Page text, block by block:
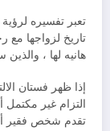
تعبر تفسيره
تاريخ لزواجها
هانيه لها ،
إذا ظهر فستان
التزام غير مكتمل
تقدم شخص فقير